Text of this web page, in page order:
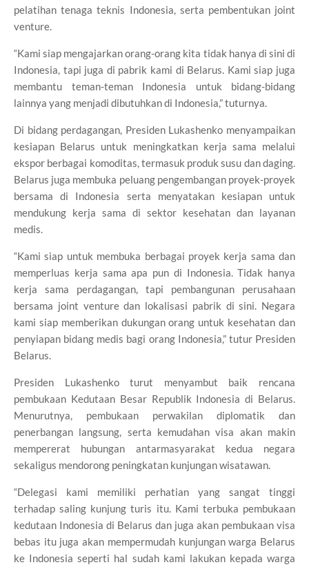
pelatihan tenaga teknis Indonesia, serta pembentukan joint
venture.
“Kami siap mengajarkan orang-orang kita tidak hanya di sini di
Indonesia, tapi juga di pabrik kami di Belarus. Kami siap juga
membantu teman-teman Indonesia untuk bidang-bidang
lainnya yang menjadi dibutuhkan di Indonesia,” tuturnya.
Di bidang perdagangan, Presiden Lukashenko menyampaikan
kesiapan Belarus untuk meningkatkan kerja sama melalui
ekspor berbagai komoditas, termasuk produk susu dan daging.
Belarus juga membuka peluang pengembangan proyek-proyek
bersama di Indonesia serta menyatakan kesiapan untuk
mendukung kerja sama di sektor kesehatan dan layanan
medis.
“Kami siap untuk membuka berbagai proyek kerja sama dan
memperluas kerja sama apa pun di Indonesia. Tidak hanya
kerja sama perdagangan, tapi pembangunan perusahaan
bersama joint venture dan lokalisasi pabrik di sini. Negara
kami siap memberikan dukungan orang untuk kesehatan dan
penyiapan bidang medis bagi orang Indonesia,” tutur Presiden
Belarus.
Presiden Lukashenko turut menyambut baik rencana
pembukaan Kedutaan Besar Republik Indonesia di Belarus.
Menurutnya, pembukaan perwakilan diplomatik dan
penerbangan langsung, serta kemudahan visa akan makin
mempererat hubungan antarmasyarakat kedua negara
sekaligus mendorong peningkatan kunjungan wisatawan.
“Delegasi kami memiliki perhatian yang sangat tinggi
terhadap saling kunjung turis itu. Kami terbuka pembukaan
kedutaan Indonesia di Belarus dan juga akan pembukaan visa
bebas itu juga akan mempermudah kunjungan warga Belarus
ke Indonesia seperti hal sudah kami lakukan kepada warga